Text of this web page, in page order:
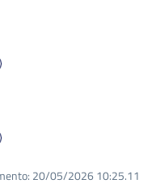
20/05/2026 10:25.11